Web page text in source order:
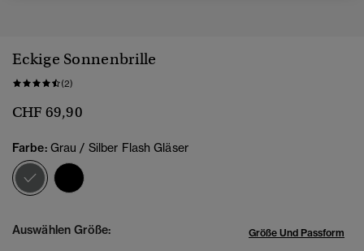
Eckige Sonnenbrille
(2)
CHF 69,90
Farbe: Grau / Silber Flash Gläser
Ausgewählt
Auswählen Größe: Größe Und Passform